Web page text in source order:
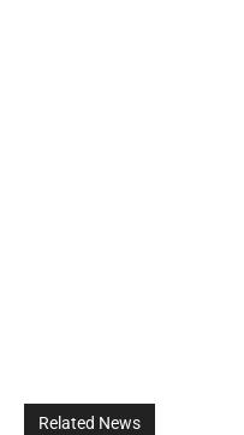
Related News